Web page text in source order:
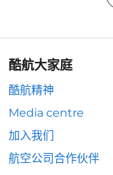
酷航大家庭
酷航精神
Media centre
加入我们
航空公司合作伙伴